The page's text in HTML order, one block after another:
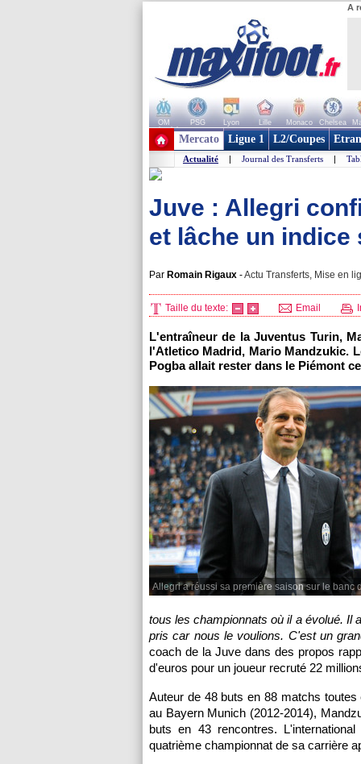
A
OM PSG Lyon Lille Monaco Chelsea
+ de clubs
Mercato Ligue 1 L2/Coupes
Actualité | Journal des Transferts |
Juve : Allegri
et lâche un indice
Par Romain Rigaux -Actu Transferts, Mise en
Taille du texte: Email
L'entraîneur de la Juventus Turin,
l'Atletico Madrid, Mario Mandzukic.
Pogba allait rester dans le Piémont
Allegri a réussi sa première saison sur le banc
tous les championnats où il a évolué. Il
pris car nous le voulions. C'est un
coach de la Juve dans des propos
d'euros pour un joueur recruté 22
Auteur de 48 buts en 88 matchs
au Bayern Munich (2012-2014),
buts en 43 rencontres.
quatrième championnat de sa carrière